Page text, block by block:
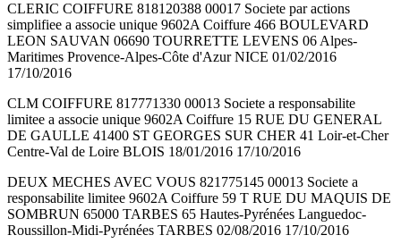
CLERIC COIFFURE 818120388 00017 Societe par actions
simplifiee a associe unique 9602A Coiffure 466 BOULEVARD
LEON SAUVAN 06690 TOURRETTE LEVENS 06 Alpes-
Maritimes Provence-Alpes-Côte d'Azur NICE 01/02/2016
17/10/2016
CLM COIFFURE 817771330 00013 Societe a responsabilite
limitee a associe unique 9602A Coiffure 15 RUE DU GENERAL
DE GAULLE 41400 ST GEORGES SUR CHER 41 Loir-et-Cher
Centre-Val de Loire BLOIS 18/01/2016 17/10/2016
DEUX MECHES AVEC VOUS 821775145 00013 Societe a
responsabilite limitee 9602A Coiffure 59 T RUE DU MAQUIS DE
SOMBRUN 65000 TARBES 65 Hautes-Pyrénées Languedoc-
Roussillon-Midi-Pyrénées TARBES 02/08/2016 17/10/2016